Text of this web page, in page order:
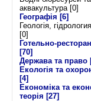
аквакультура [0]
Географія [6]
Геологія,
[0]
Готельно-
[70]
Держава та право
Екологія та
[4]
Економіка та
теорія [27]